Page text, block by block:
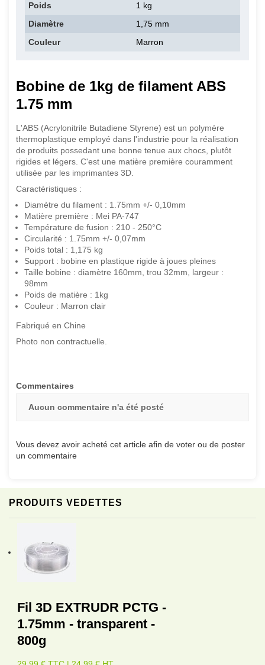
PRODUITS VEDETTES
Fil 3D EXTRUDR PCTG -
1.75mm - transparent -
800g
Poids
1 kg
Diamètre
1,75 mm
Couleur
Marron
Bobine de 1kg de filament ABS
1.75 mm
L'ABS (Acrylonitrile Butadiene Styrene) est un polymère
thermoplastique employé dans l'industrie pour la réalisation
de produits possedant une bonne tenue aux chocs, plutôt
rigides et légers. C'est une matière première couramment
utilisée par les imprimantes 3D.
Caractéristiques :
Diamètre du filament : 1.75mm +/- 0,10mm
Matière première : Mei PA-747
Température de fusion : 210 - 250°C
Circularité : 1.75mm +/- 0,07mm
Poids total : 1,175 kg
Support : bobine en plastique rigide à joues pleines
Taille bobine : diamètre 160mm, trou 32mm, largeur :
98mm
Poids de matière : 1kg
Couleur : Marron clair
Fabriqué en Chine
Photo non contractuelle.
Commentaires
Aucun commentaire n'a été posté
Vous devez avoir acheté cet article afin de voter ou de poster
un commentaire